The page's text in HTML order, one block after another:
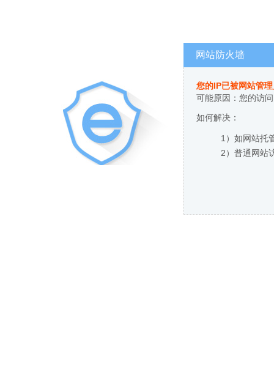
网站防火墙
您的IP已被网站管
可能原因：您的访
如何解决：
1）如网站托
2）普通网站